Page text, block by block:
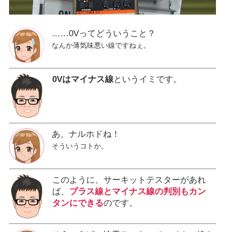
……0Vってどういうこと？
なんか薄気味悪い線ですねぇ。
0Vはマイナス線 というイミです。
あ、ナルホドね！
そういうコトか。
このように、サーキットテスターがあれ
ば、 プラス線とマイナス線の判別もカン
タンにできるのです。